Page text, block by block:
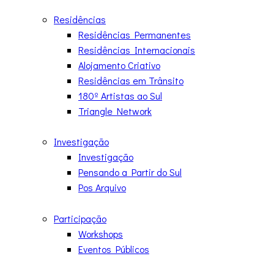
Residências
Residências Permanentes
Residências Internacionais
Alojamento Criativo
Residências em Trânsito
180º Artistas ao Sul
Triangle Network
Investigação
Investigação
Pensando a Partir do Sul
Pos Arquivo
Participação
Workshops
Eventos Públicos